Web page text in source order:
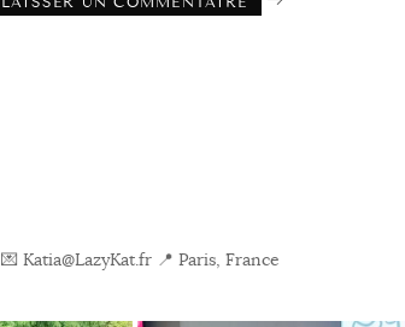
💌 Katia@LazyKat.fr 📍 Paris, France